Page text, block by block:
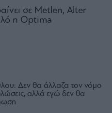
Δεν θα άλλαζα τον νόμο
αλλά εγώ δεν θα
σε Metlen, Αlter
η Optima